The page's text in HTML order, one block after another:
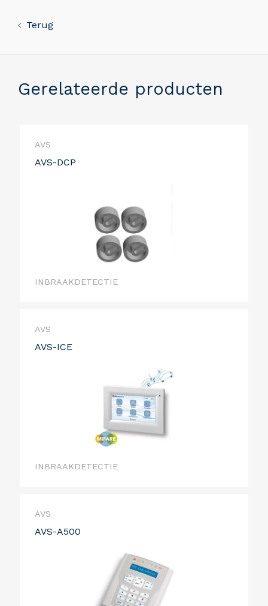
Terug
Gerelateerde producten
AVS
AVS-DCP
INBRAAKDETECTIE
AVS
AVS-ICE
INBRAAKDETECTIE
AVS
AVS-A500